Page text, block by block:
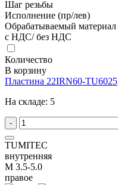
Шаг резьбы
Исполнение (пр/лев)
Обрабатываемый материал
с НДС/ без НДС
Количество
В корзину
Пластина 22IRN60-TU6025
На складе: 5
-
TUMITEC
внутренняя
M 3.5-5.0
правое